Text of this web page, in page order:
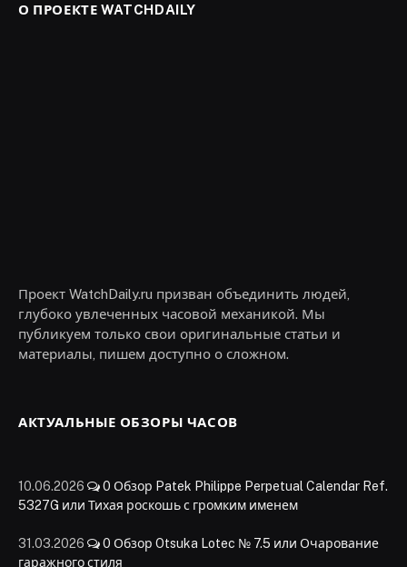
О ПРОЕКТЕ WATCHDAILY
Проект WatchDaily.ru призван объединить людей,
глубоко увлеченных часовой механикой. Мы
публикуем только свои оригинальные статьи и
материалы, пишем доступно о сложном.
АКТУАЛЬНЫЕ ОБЗОРЫ ЧАСОВ
10.06.2026 0 Обзор Patek Philippe Perpetual Calendar Ref.
5327G или Тихая роскошь с громким именем
31.03.2026 0 Обзор Otsuka Lotec № 7.5 или Очарование
гаражного стиля